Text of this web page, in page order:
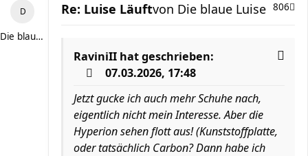
Die blaue Luise
Re: Luise Läuft 806
von Die blaue Luise
RaviniII hat geschrieben:
07.03.2026, 17:48
Jetzt gucke ich auch mehr Schuhe nach,
eigentlich nicht mein Interesse. Aber die
Hyperion sehen flott aus! (Kunststoffplatte,
oder tatsächlich Carbon? Dann habe ich